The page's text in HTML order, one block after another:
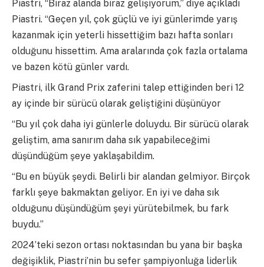
Piastri, “Biraz alanda biraz gelişiyorum,” diye açıkladı
Piastri. “Geçen yıl, çok güçlü ve iyi günlerimde yarış
kazanmak için yeterli hissettiğim bazı hafta sonları
olduğunu hissettim. Ama aralarında çok fazla ortalama
ve bazen kötü günler vardı.
Piastri, ilk Grand Prix zaferini talep ettiğinden beri 12
ay içinde bir sürücü olarak geliştiğini düşünüyor
“Bu yıl çok daha iyi günlerle doluydu. Bir sürücü olarak
geliştim, ama sanırım daha sık yapabileceğimi
düşündüğüm şeye yaklaşabildim.
“Bu en büyük şeydi. Belirli bir alandan gelmiyor. Birçok
farklı şeye bakmaktan geliyor. En iyi ve daha sık
olduğunu düşündüğüm şeyi yürütebilmek, bu fark
buydu.”
2024’teki sezon ortası noktasından bu yana bir başka
değişiklik, Piastri’nin bu sefer şampiyonluğa liderlik